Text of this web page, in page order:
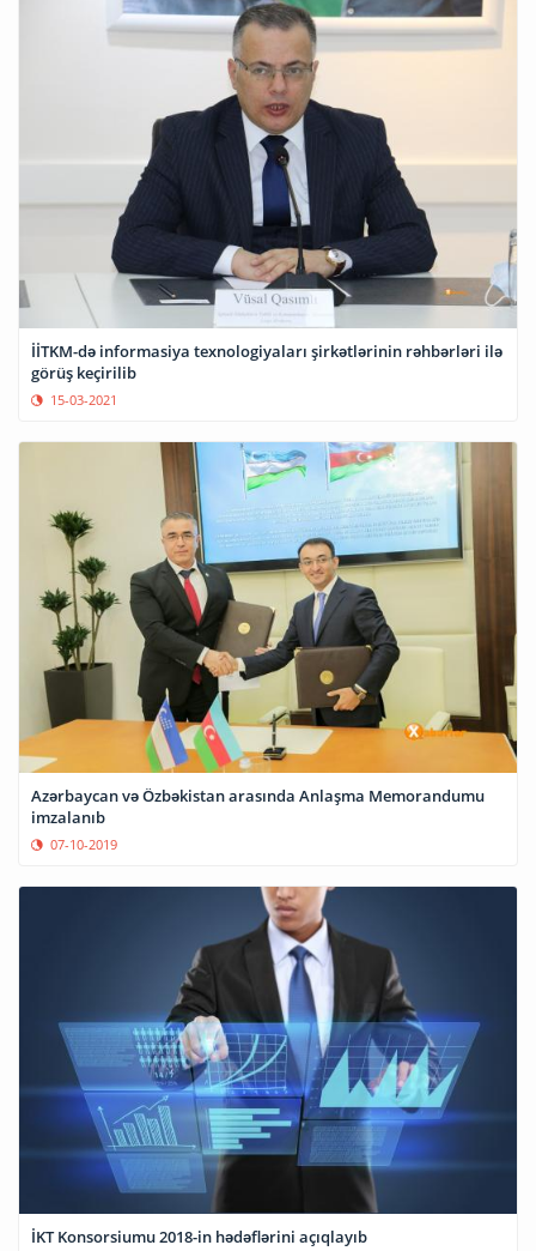
İİTKM-də informasiya texnologiyaları şirkətlərinin rəhbərləri ilə
görüş keçirilib
15-03-2021
Azərbaycan və Özbəkistan arasında Anlaşma Memorandumu
imzalanıb
07-10-2019
İKT Konsorsiumu 2018-in hədəflərini açıqlayıb